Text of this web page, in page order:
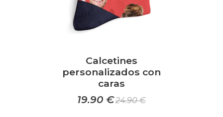
Calcetines
personalizados con
caras
19.90 €24.90€